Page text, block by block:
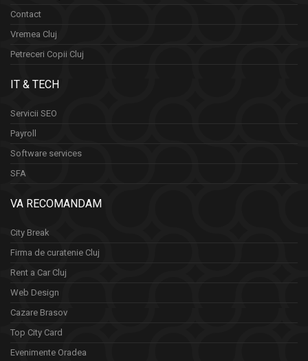
Contact
Vremea Cluj
Petreceri Copii Cluj
IT & TECH
Servicii SEO
Payroll
Software services
SFA
VA RECOMANDAM
City Break
Firma de curatenie Cluj
Rent a Car Cluj
Web Design
Cazare Brasov
Top City Card
Evenimente Oradea